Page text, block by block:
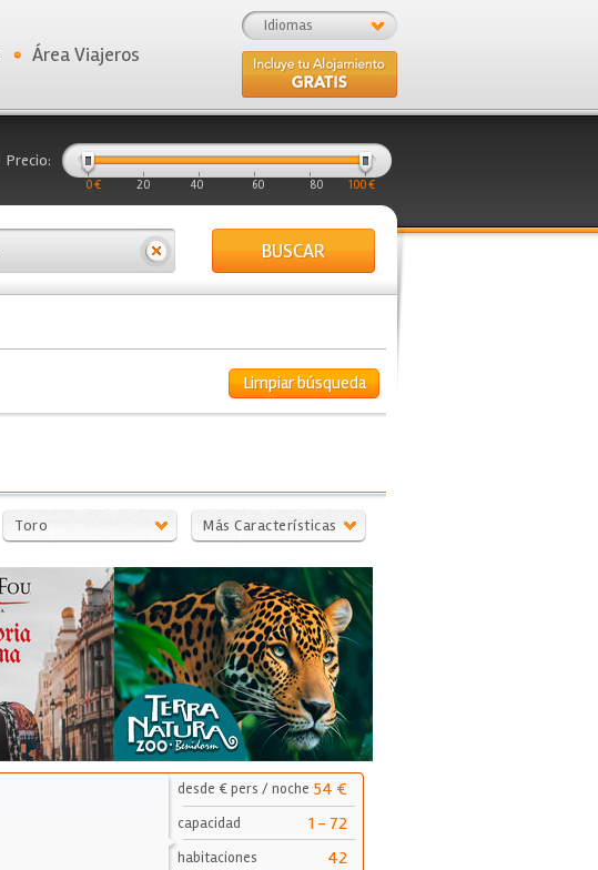
Idiomas
Área Viajeros
Precio:
0 € 20 40 60 80 100 €
BUSCAR
Limpiar búsqueda
Toro Más Características
desde € pers / noche 54 €
capacidad 1 - 72
habitaciones 42